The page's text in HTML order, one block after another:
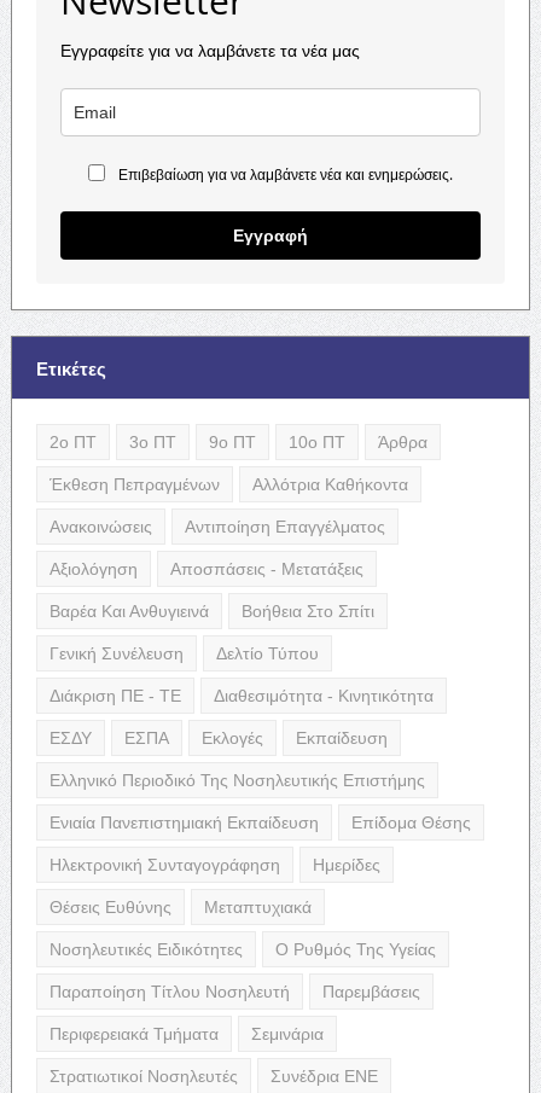
Εγγραφείτε για να λαμβάνετε τα νέα μας
Επιβεβαίωση για να λαμβάνετε νέα και ενημερώσεις.
Εγγραφή
Ετικέτες
2ο ΠΤ 3ο ΠΤ 9ο ΠΤ 10ο ΠΤ Άρθρα
Έκθεση Πεπραγμένων Αλλότρια Καθήκοντα
Ανακοινώσεις Αντιποίηση Επαγγέλματος
Αξιολόγηση Αποσπάσεις - Μετατάξεις
Βαρέα Και Ανθυγιεινά Βοήθεια Στο Σπίτι
Γενική Συνέλευση Δελτίο Τύπου
Διάκριση ΠΕ - ΤΕ Διαθεσιμότητα - Κινητικότητα
ΕΣΔΥ ΕΣΠΑ Εκλογές Εκπαίδευση
Ελληνικό Περιοδικό Της Νοσηλευτικής Επιστήμης
Ενιαία Πανεπιστημιακή Εκπαίδευση Επίδομα Θέσης
Ηλεκτρονική Συνταγογράφηση Ημερίδες
Θέσεις Ευθύνης Μεταπτυχιακά
Νοσηλευτικές Ειδικότητες Ο Ρυθμός Της Υγείας
Παραποίηση Τίτλου Νοσηλευτή Παρεμβάσεις
Περιφερειακά Τμήματα Σεμινάρια
Στρατιωτικοί Νοσηλευτές Συνέδρια ΕΝΕ